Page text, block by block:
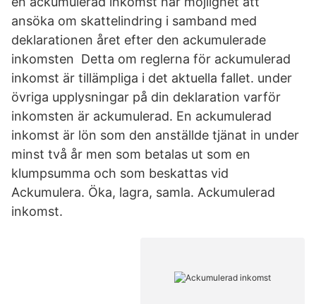
ansöka om skattelindring i samband med
deklarationen året efter den ackumulerade
inkomsten Detta om reglerna för ackumulerad
inkomst är tillämpliga i det aktuella fallet. under
övriga upplysningar på din deklaration varför
inkomsten är ackumulerad. En ackumulerad
inkomst är lön som den anställde tjänat in under
minst två år men som betalas ut som en
klumpsumma och som beskattas vid
Ackumulera. Öka, lagra, samla. Ackumulerad
inkomst.